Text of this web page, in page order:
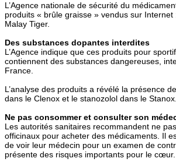
L’Agence nationale de sécurité du
produits « brûle graisse » vendus sur
Malay Tiger.
Des substances dopantes interdites
L’Agence indique que ces produits pour
contiennent des substances dangereuses,
France.
L’analyse des produits a révélé la présence
dans le Clenox et le stanozolol dans le Stanox.
Ne pas consommer et consulter son
Les autorités sanitaires recommandent ne
officinaux pour acheter des médicaments. Il
de voir leur médecin pour un examen de
présente des risques importants pour le cœur.